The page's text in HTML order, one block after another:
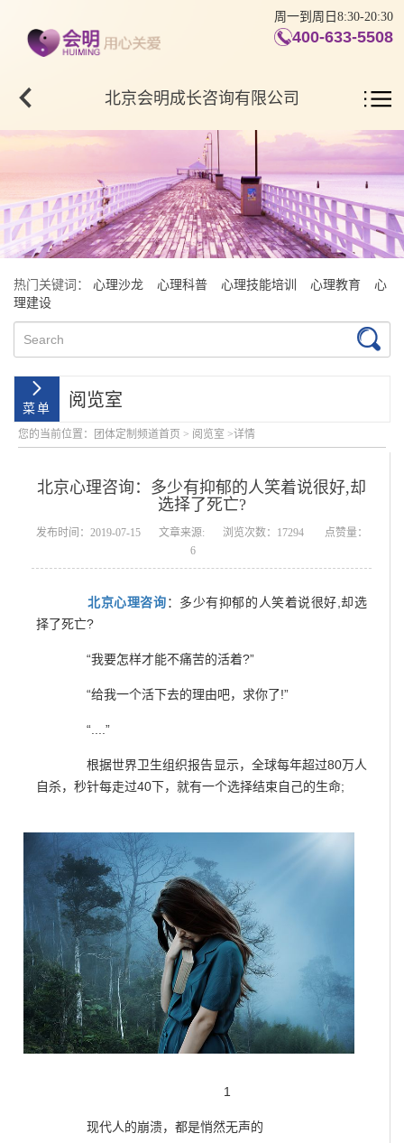
周一到周日8:30-20:30
400-633-5508
北京会明成长咨询有限公司
热门关键词： 心理沙龙 心理科普 心理技能培训 心理教育
心
理建设
阅览室
您的当前位置： 团体定制频道首页 > 阅览室 >详情
北京心理咨询：多少有抑郁的人笑着说很好,却
选择了死亡?
发布时间：2019-07-15 文章来源: 浏览次数：17294
点赞量：
6
北京心理咨询：多少有抑郁的人笑着说很好,却选
择了死亡?
“我要怎样才能不痛苦的活着?”
“给我一个活下去的理由吧，求你了!”
“....”
根据世界卫生组织报告显示，全球每年超过80万人
自杀，秒针每走过40下，就有一个选择结束自己的生命;
1
现代人的崩溃，都是悄然无声的
会明优势